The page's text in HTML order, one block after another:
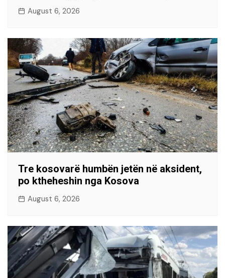
August 6, 2026
Tre kosovarë humbën jetën në aksident,
po ktheheshin nga Kosova
August 6, 2026